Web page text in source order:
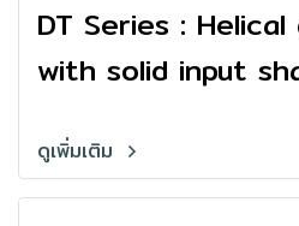
DT Series :
with solid input
ดูเพิ่มเติม